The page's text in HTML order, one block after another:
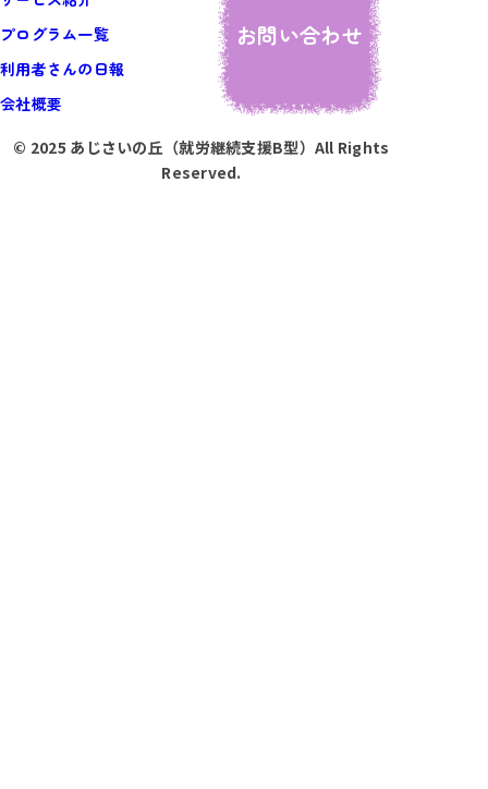
プログラム一覧
利用者さんの日報
会社概要
お問い合わせ
© 2025 あじさいの丘（就労継続支援B型）All Rights
Reserved.